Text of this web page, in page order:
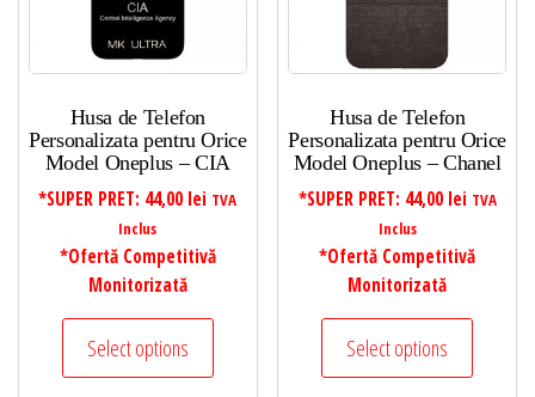
Husa de Telefon
Personalizata pentru Orice
Model Oneplus – CIA
*SUPER PRET: 44,00 lei TVA
Inclus
*Ofertă Competitivă
Monitorizată
Select options
Husa de Telefon
Personalizata pentru Orice
Model Oneplus – Chanel
*SUPER PRET: 44,00 lei TVA
Inclus
*Ofertă Competitivă
Monitorizată
Select options